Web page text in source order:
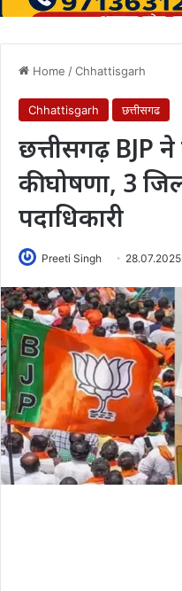
Home /Chhattisgarh
Chhattisgarh छत्तीसगढ
छत्तीसगढ़ BJP ने
की घोषणा, 3
पदाधिकारी
Preeti Singh 28.07.2025